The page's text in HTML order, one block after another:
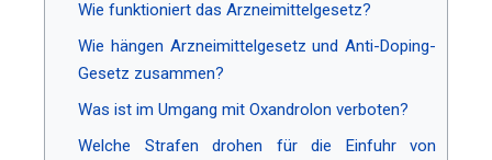
Wie funktioniert das Arzneimittelgesetz?
Wie hängen Arzneimittelgesetz und Anti-Doping-
Gesetz zusammen?
Was ist im Umgang mit Oxandrolon verboten?
Welche Strafen drohen für die Einfuhr von